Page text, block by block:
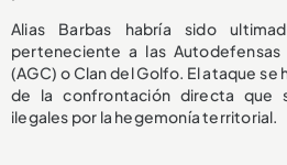
Alias Barbas habría sido
perteneciente a las
(AGC) o Clan del Golfo. El ataque
de la confrontación directa que
ilegales por la hegemonía territorial.